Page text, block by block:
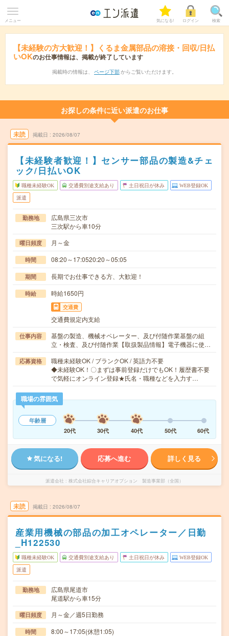
メニュー 気になる! ログイン 検索
【未経験の方大歓迎！】くるま金属部品の溶接・回収/日払
いOKのお仕事情報は、掲載が終了しています
掲載時の情報は、 ページ下部 からご覧いただけます。
お探しの条件に近い派遣のお仕事
未読 掲載日 2026/08/07
【未経験者歓迎！】センサー部品の製造&チェ
ック/日払いOK
職種未経験OK 交通費別途支給あり 土日祝日が休み WEB登録OK
派遣
勤務地
広島県三次市
三次駅から車10分
曜日頻度 月～金
時間 08:20～17:0520:20～05:05
期間 長期でお仕事できる方、大歓迎！
時給 時給1650円
交通費
交通費規定内支給
仕事内容
基盤の製造、機械オペレーター、及び付随作業基盤の組
立・検査、及び付随作業【取扱製品情報】電子機器に使…
応募資格
職種未経験OK / ブランクOK / 英語力不要
◆未経験OK！〇まずは事前登録だけでもOK！履歴書不要
で気軽にオンライン登録★氏名・職種などを入力す…
職場の雰囲気
年齢層
20代
30代 40代 50代 60代
気になる! 応募へ進む 詳しく見る
派遣会社 株式会社綜合キャリアオプション 製造事業部（全国）
未読 掲載日 2026/08/07
産業用機械の部品の加工オペレーター／日勤
_H122530
職種未経験OK 交通費別途支給あり 土日祝日が休み WEB登録OK
派遣
勤務地
広島県尾道市
尾道駅から車15分
曜日頻度 月～金／週5日勤務
時間 8:00～17:05(休憩1:05)